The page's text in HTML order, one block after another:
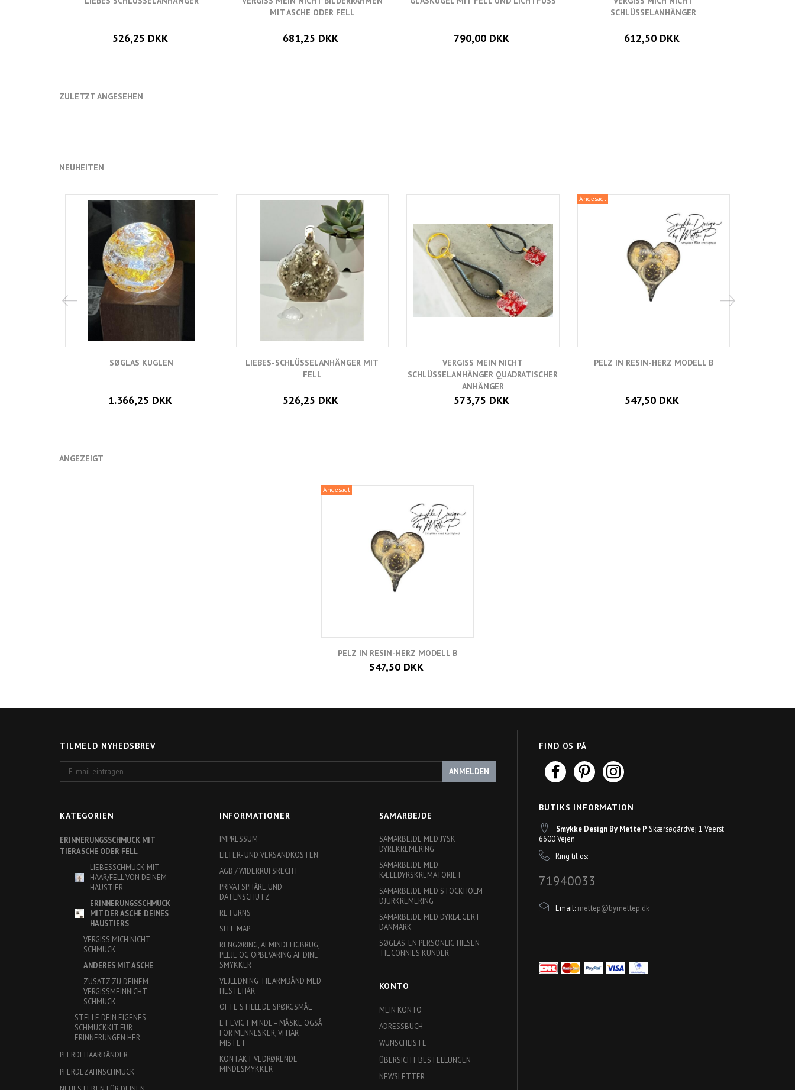
526,25 DKK
MIT ASCHE ODER FELL
681,25 DKK 790,00 DKK
SCHLÜSSELANHÄNGER
612,50 DKK
ZULETZT ANGESEHEN
NEUHEITEN
SØGLAS KUGLEN
1.366,25 DKK
LIEBES-SCHLÜSSELANHÄNGER MIT
FELL
526,25 DKK
VERGISS MEIN NICHT
SCHLÜSSELANHÄNGER QUADRATISCHER
ANHÄNGER
573,75 DKK
Angesagt
PELZ IN RESIN-HERZ MODELL B
547,50 DKK
ANGEZEIGT
Angesagt
PELZ IN RESIN-HERZ MODELL B
547,50 DKK
TILMELD NYHEDSBREV
mail
ANMELDEN
KATEGORIEN
ERINNERUNGSSCHMUCK MIT
TIERASCHE ODER FELL
LIEBESSCHMUCK MIT
HAAR/FELL VON DEINEM
HAUSTIER
ERINNERUNGSSCHMUCK
MIT DER ASCHE DEINES
HAUSTIERS
VERGISS MICH NICHT
SCHMUCK
ANDERES MIT ASCHE
ZUSATZ ZU DEINEM
VERGISSMEINNICHT
SCHMUCK
STELLE DEIN EIGENES
SCHMUCKKIT FÜR
ERINNERUNGEN HER
PFERDEHAARBÄNDER
PFERDEZAHNSCHMUCK
INFORMATIONER
IMPRESSUM
LIEFER- UND VERSANDKOSTEN
AGB / WIDERRUFSRECHT
PRIVATSPHÄRE UND
DATENSCHUTZ
RETURNS
SITE MAP
RENGØRING, ALMINDELIGBRUG,
PLEJE OG OPBEVARING AF DINE
SMYKKER
VEJLEDNING TIL ARMBÅND MED
HESTEHÅR
OFTE STILLEDE SPØRGSMÅL
ET EVIGT MINDE – MÅSKE OGSÅ
FOR MENNESKER, VI HAR
MISTET
KONTAKT VEDRØRENDE
MINDESMYKKER
SAMARBEJDE
SAMARBEJDE MED JYSK
DYREKREMERING
SAMARBEJDE MED
KÆLEDYRSKREMATORIET
SAMARBEJDE MED STOCKHOLM
DJURKREMERING
SAMARBEJDE MED DYRLÆGER I
DANMARK
SØGLAS: EN PERSONLIG HILSEN
TIL CONNIES KUNDER
KONTO
MEIN KONTO
ADRESSBUCH
WUNSCHLISTE
ÜBERSICHT BESTELLUNGEN
NEWSLETTER
FIND OS PÅ
BUTIKS INFORMATION
Smykke Design By Mette P Skærsøgårdvej 1 Veerst
6600 Vejen
Ring til os:
71940033
Email: mettep@bymettep.dk